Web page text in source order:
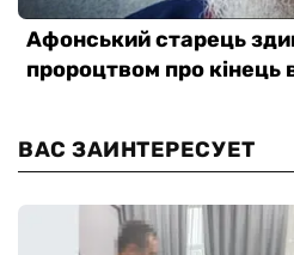
ВАС ЗАИНТЕРЕСУЕТ